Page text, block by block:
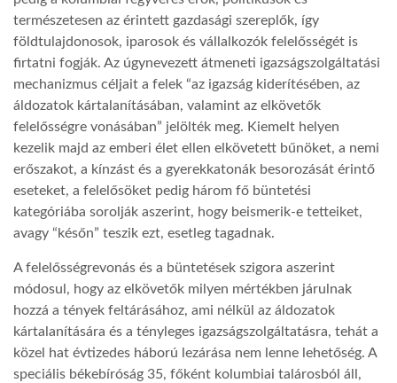
természetesen az érintett gazdasági szereplők, így
földtulajdonosok, iparosok és vállalkozók felelősségét is
firtatni fogják. Az úgynevezett átmeneti igazságszolgáltatási
mechanizmus céljait a felek “az igazság kiderítésében, az
áldozatok kártalanításában, valamint az elkövetők
felelősségre vonásában” jelölték meg. Kiemelt helyen
kezelik majd az emberi élet ellen elkövetett bűnöket, a nemi
erőszakot, a kínzást és a gyerekkatonák besorozását érintő
eseteket, a felelősöket pedig három fő büntetési
kategóriába sorolják aszerint, hogy beismerik-e tetteiket,
avagy “későn” teszik ezt, esetleg tagadnak.
A felelősségrevonás és a büntetések szigora aszerint
módosul, hogy az elkövetők milyen mértékben járulnak
hozzá a tények feltárásához, ami nélkül az áldozatok
kártalanítására és a tényleges igazságszolgáltatásra, tehát a
közel hat évtizedes háború lezárása nem lenne lehetőség. A
speciális békebíróság 35, főként kolumbiai talárosból áll,